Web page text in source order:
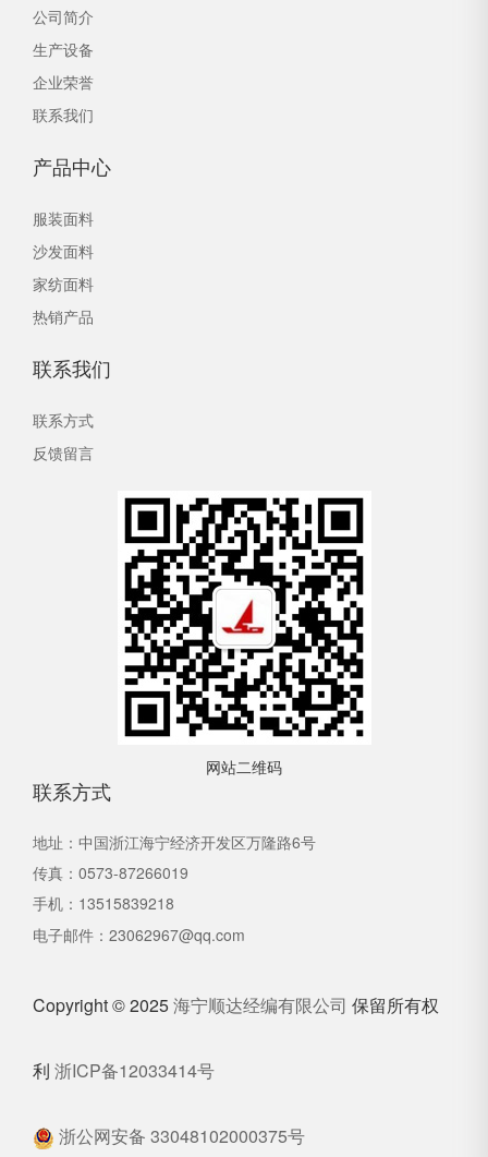
公司简介
生产设备
企业荣誉
联系我们
产品中心
服装面料
沙发面料
家纺面料
热销产品
联系我们
联系方式
反馈留言
网站二维码
联系方式
地址：中国浙江海宁经济开发区万隆路6号
传真：0573-87266019
手机：13515839218
电子邮件： 23062967@qq.com
Copyright © 2025海宁顺达经编有限公司 保留所有权
利 浙ICP备12033414号
浙公网安备 33048102000375号